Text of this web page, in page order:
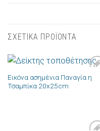
ΣΧΕΤΙΚΑ ΠΡΟΪΟΝΤΑ
Πρόσθήκη
Εικόνα ασημένια Παναγία η
Τσαμπίκα 20x25cm